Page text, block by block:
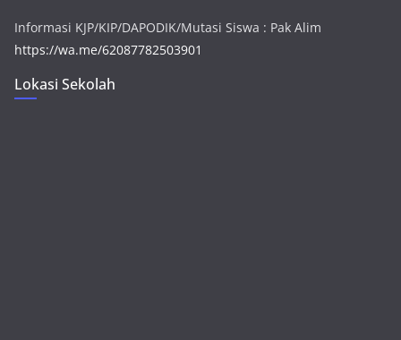
Informasi KJP/KIP/DAPODIK/Mutasi Siswa : Pak Alim
https://wa.me/62087782503901
Lokasi Sekolah